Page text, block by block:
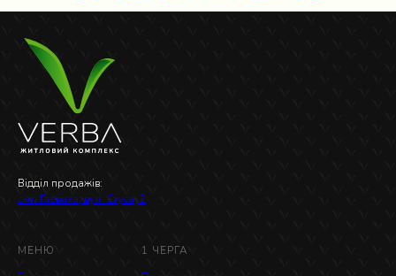
МЕНЮ
1 ЧЕРГА
Відділ продажів:
смт. Глеваха, вул. Стуса, 2